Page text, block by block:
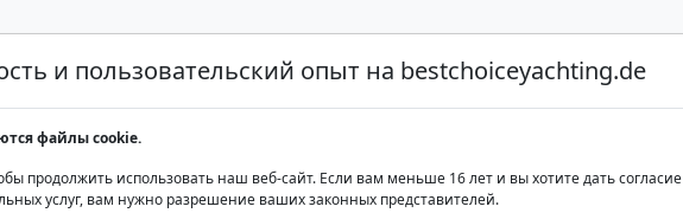
Аренда яхт класса люкс Аренда яхт Продажа яхт Блог
и пользовательский опыт на bestchoiceyachting.de
файлы cookie.
продолжить использовать наш веб-сайт. Если вам меньше 16 лет и вы хотите дать согласие
услуг, вам нужно разрешение ваших законных представителей.